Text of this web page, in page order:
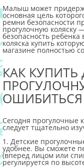
Малыш может
основная цель
ремни безопасности
прогулочную коляску
безопасность
коляска купить
магазине полностью
КАК
ОШИБИТЬСЯ
Сегодня прогулочные
следует тщательно
1. Детские
удобнее. Вы сможете
(вперед лицом или
регулируется по